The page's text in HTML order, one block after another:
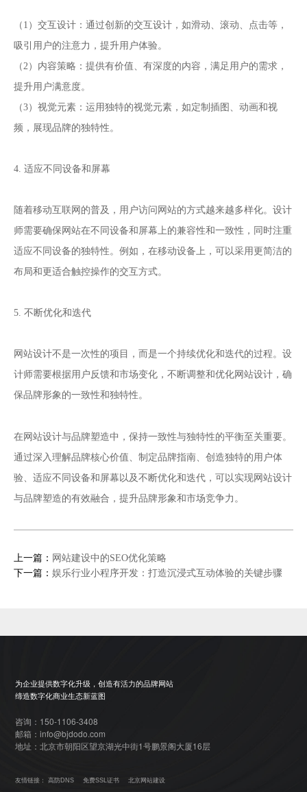
（1）交互设计：通过创新的交互设计，如滑动、滚动、点击等，
吸引用户的注意力，提升用户体验。
（2）内容策略：提供有价值、有深度的内容，满足用户的需求，
提升用户满意度。
（3）视觉元素：运用独特的视觉元素，如定制插图、动画和视
频，展现品牌的独特性。
4. 适应不同设备和屏幕
随着移动互联网的普及，用户访问网站的方式越来越多样化。设计
师需要确保网站在不同设备和屏幕上的兼容性和一致性，同时注重
适应不同设备的独特性。例如，在移动设备上，可以采用更简洁的
布局和更适合触控操作的交互方式。
5. 不断优化和迭代
网站设计不是一次性的项目，而是一个持续优化和迭代的过程。设
计师需要根据用户反馈和市场变化，不断调整和优化网站设计，确
保品牌形象的一致性和独特性。
在网站设计与品牌塑造中，保持一致性与独特性的平衡至关重要。
通过深入理解品牌核心价值、制定品牌指南、创造独特的用户体
验、适应不同设备和屏幕以及不断优化和迭代，可以实现网站设计
与品牌塑造的有效融合，提升品牌形象和市场竞争力。
上一篇： 网站建设中的SEO优化策略
下一篇： 娱乐行业小程序开发：打造沉浸式互动体验的关键步骤
为企业提供数字化升级，创造有活力的品牌网站
缔造数字化商业生态新蓝图
咨询：150-1106-3408
邮箱：info@bjdodo.com
地址：北京市朝阳区望京湖光中街1号鹏景阁大厦16层
友情链接： 高防DNS 免费SSL证书 北京网站建设